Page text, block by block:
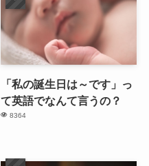
「私の誕生日は～です」っ
て英語でなんて言うの？
8364